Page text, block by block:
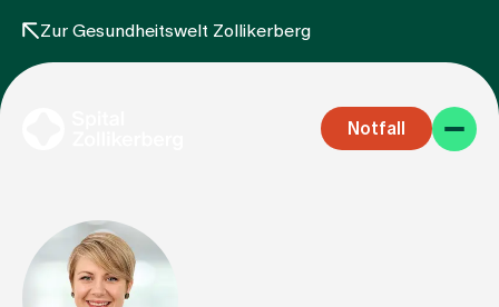
Zur Gesundheitswelt Zollikerberg
Notfall